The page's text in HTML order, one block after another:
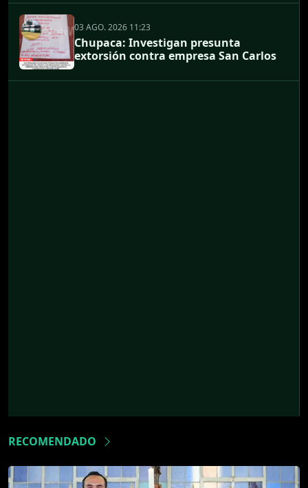
03 AGO. 2026 11:23
Chupaca: Investigan presunta
extorsión contra empresa San Carlos
RECOMENDADO